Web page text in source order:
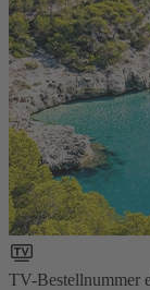
TV-Bestellnummer